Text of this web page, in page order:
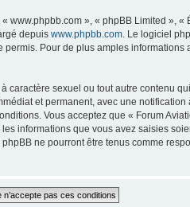
», « phpBB Limited »,
depuis www.phpbb.com. Le logiciel
Pour de plus amples
sexuel ou tout autre contenu
et permanent, avec une
Vous acceptez que « Forum
informations que vous avez saisies
ne pourront être tenus comme